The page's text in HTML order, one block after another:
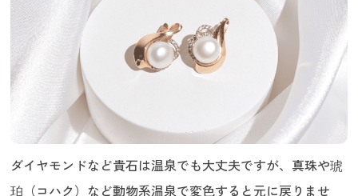
ダイヤモンドなど貴石は温泉でも大丈夫ですが、真珠や琥
珀（コハク）など動物系温泉で変色すると元に戻りませ